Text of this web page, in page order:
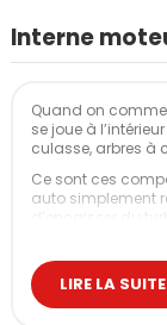
Interne
Quand on
se joue à
culasse, arbres à
Ce sont ces
auto simplement
Cette catégorie
internes
sur de vraies
LIRE LA SUITE